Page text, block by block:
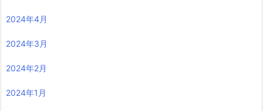
2024年4月
2024年3月
2024年2月
2024年1月